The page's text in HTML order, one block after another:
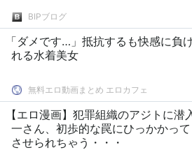
BIPブログ
「ダメです…」抵抗するも快感に負
れる水着美女
無料エロ動画まとめ エロカフェ
【エロ漫画】犯罪組織のアジトに潜
一さん、初歩的な罠にひっかかっ
させられちゃう・・・